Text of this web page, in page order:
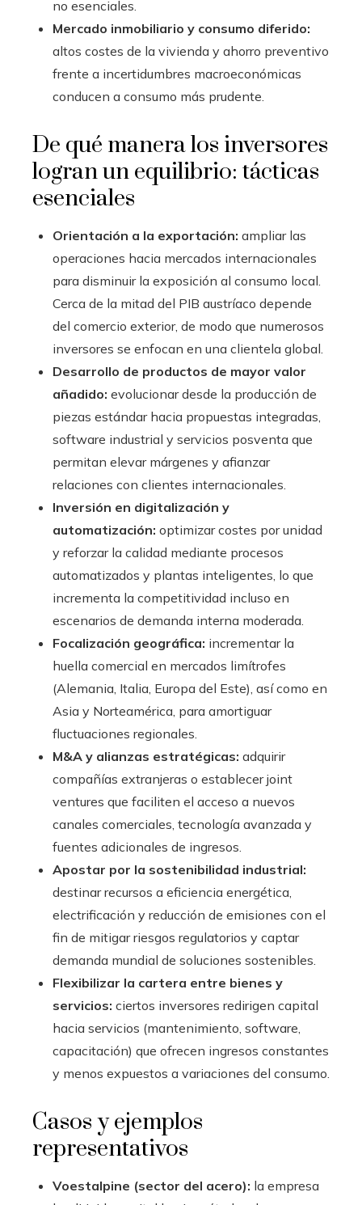
no esenciales.
Mercado inmobiliario y consumo diferido:
altos costes de la vivienda y ahorro preventivo
frente a incertidumbres macroeconómicas
conducen a consumo más prudente.
De qué manera los inversores
logran un equilibrio: tácticas
esenciales
Orientación a la exportación: ampliar las
operaciones hacia mercados internacionales
para disminuir la exposición al consumo local.
Cerca de la mitad del PIB austríaco depende
del comercio exterior, de modo que numerosos
inversores se enfocan en una clientela global.
Desarrollo de productos de mayor valor
añadido: evolucionar desde la producción de
piezas estándar hacia propuestas integradas,
software industrial y servicios posventa que
permitan elevar márgenes y afianzar
relaciones con clientes internacionales.
Inversión en digitalización y
automatización: optimizar costes por unidad
y reforzar la calidad mediante procesos
automatizados y plantas inteligentes, lo que
incrementa la competitividad incluso en
escenarios de demanda interna moderada.
Focalización geográfica: incrementar la
huella comercial en mercados limítrofes
(Alemania, Italia, Europa del Este), así como en
Asia y Norteamérica, para amortiguar
fluctuaciones regionales.
M&A y alianzas estratégicas: adquirir
compañías extranjeras o establecer joint
ventures que faciliten el acceso a nuevos
canales comerciales, tecnología avanzada y
fuentes adicionales de ingresos.
Apostar por la sostenibilidad industrial:
destinar recursos a eficiencia energética,
electrificación y reducción de emisiones con el
fin de mitigar riesgos regulatorios y captar
demanda mundial de soluciones sostenibles.
Flexibilizar la cartera entre bienes y
servicios: ciertos inversores redirigen capital
hacia servicios (mantenimiento, software,
capacitación) que ofrecen ingresos constantes
y menos expuestos a variaciones del consumo.
Casos y ejemplos
representativos
Voestalpine (sector del acero): la empresa